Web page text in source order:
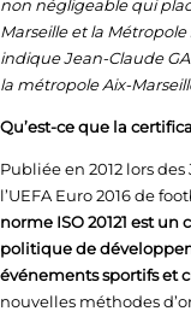
non négligeable qui
Marseille et la
indique Jean-Claude
la métropole Aix-
Qu’est-ce que la
Publiée en 2012 lors
l’UEFA Euro 2016 de
norme ISO 20121 est
politique de
événements sportifs et
nouvelles méthodes